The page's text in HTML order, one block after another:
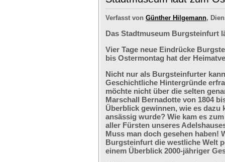
Verfasst von Günther Hilgemann,
Das Stadtmuseum Burgsteinfurt
Vier Tage neue Eindrücke
bis Ostermontag hat der
Nicht nur als Burgsteinfurter
Geschichtliche Hintergründe
möchte nicht über die selten
Marschall Bernadotte von 1804
Überblick gewinnen, wie es dazu
ansässig wurde? Wie kam es
aller Fürsten unseres
Muss man doch gesehen haben!
Burgsteinfurt die westliche Welt
einem Überblick 2000-jähriger